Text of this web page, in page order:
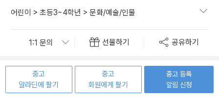
어린이 > 초등3~4학년 > 문화/예술/인물
선물하기 공유하기
중고
알라딘에 팔기
중고
회원에게 팔기
중고 등록
알림 신청